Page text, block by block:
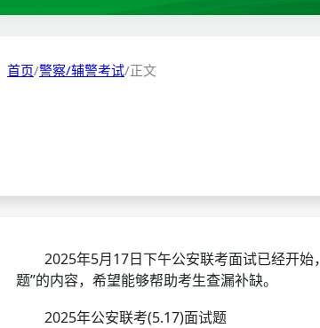
职位表
成绩查询
分数线
职位表
分数线
历年真题
首页/警察/辅警考试/正文
2025年5月17日下午公安联考面试已经开始，
题”的内容，希望能够帮助考生查漏补缺。
2025年公安联考(5.17)面试题